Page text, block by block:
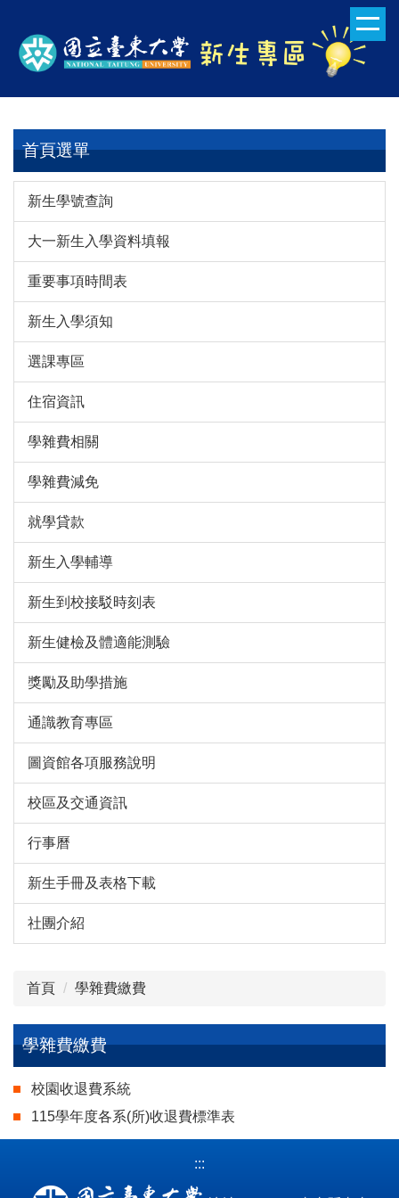
主
內
首頁選單
新生學號查詢
大一新生入學資料填報
重要事項時間表
新生入學須知
選課專區
住宿資訊
學雜費相關
學雜費減免
就學貸款
新生入學輔導
新生到校接駁時刻表
新生健檢及體適能測驗
獎勵及助學措施
通識教育專區
圖資館各項服務說明
校區及交通資訊
行事曆
新生手冊及表格下載
社團介紹
首頁 學雜費繳費
學雜費繳費
校園收退費系統
115學年度各系(所)收退費標準表
:::